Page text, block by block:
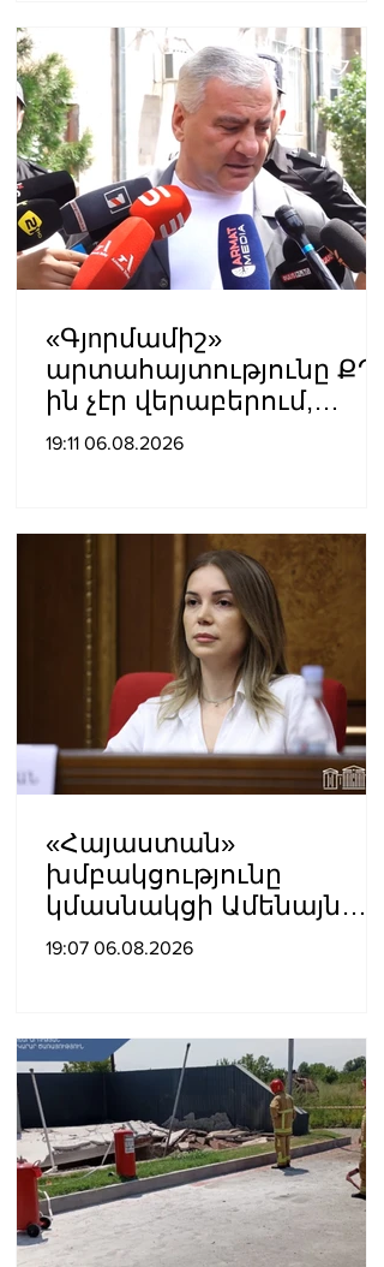
Մատվիենկո
«Գյnրմամիշ»
արտահայտությունը ՔՊ-
ին չէր վերաբերում,
ինձնից բիզնես
19:11 06.08.2026
«Հայաստան»
խմբակցությունը
կմասնակցի Ամենայն
Հայոց Կաթողիկոսի
19:07 06.08.2026